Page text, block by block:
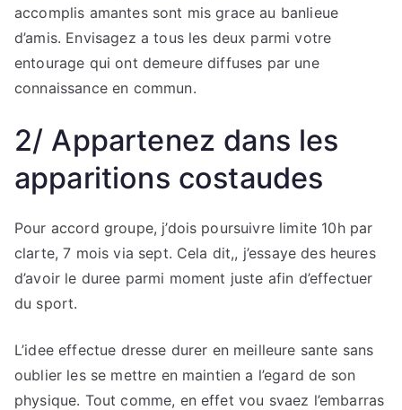
accomplis amantes sont mis grace au banlieue
d’amis. Envisagez a tous les deux parmi votre
entourage qui ont demeure diffuses par une
connaissance en commun.
2/ Appartenez dans les
apparitions costaudes
Pour accord groupe, j’dois poursuivre limite 10h par
clarte, 7 mois via sept. Cela dit,, j’essaye des heures
d’avoir le duree parmi moment juste afin d’effectuer
du sport.
L’idee effectue dresse durer en meilleure sante sans
oublier les se mettre en maintien a l’egard de son
physique. Tout comme, en effet vou svaez l’embarras